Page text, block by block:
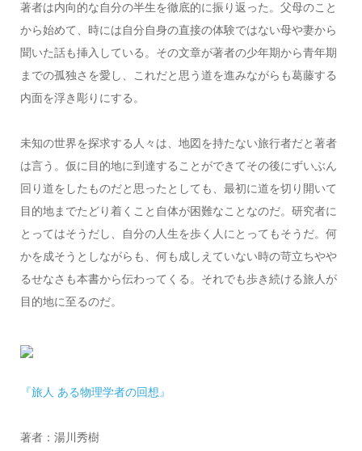
著者は内向的な自分の半生を徹底的に振り返った。父母のこと
から始めて、時には自分自身の直接の体験ではない母や妻から
聞いた話も挿入している。その文章が著者の少年期から青年期
までの孤独さを愛し、これだと思う道を進みながらも葛藤する
内面を浮き彫りにする。
未知の世界を探求する人々は、地図を持たない旅行者だと著者
は言う。仮に目的地に到達することができてその後にずいぶん
回り道をしたものだと思ったとしても、最初に道を切り開いて
目的地までたどり着くこと自体が困難なことなのだ。研究者に
とってはそうだし、自分の人生を歩く人にとってもそうだ。何
かを成そうとしながらも、何も成しえていない時の苛立ちやや
るせなさも本書から伝わってくる。それでも歩き続ける旅人が
目的地に至るのだ。
『旅人 ある物理学者の回想』
著者：湯川秀樹